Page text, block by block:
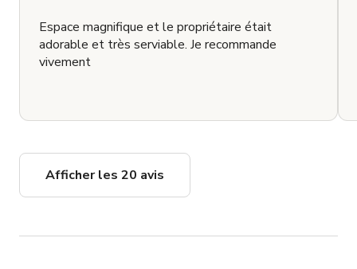
Espace magnifique et le propriétaire était
adorable et très serviable. Je recommande
vivement
Afficher les 20 avis